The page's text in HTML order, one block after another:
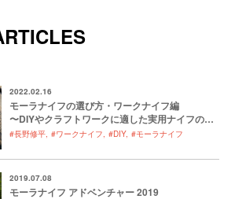
2022.02.16
モーラナイフの選び方・ワークナイフ編
〜DIYやクラフトワークに適した実用ナイフの選
び方〜
#長野修平 #ワークナイフ #DIY #モーラナイフ
2019.07.08
モーラナイフ アドベンチャー 2019